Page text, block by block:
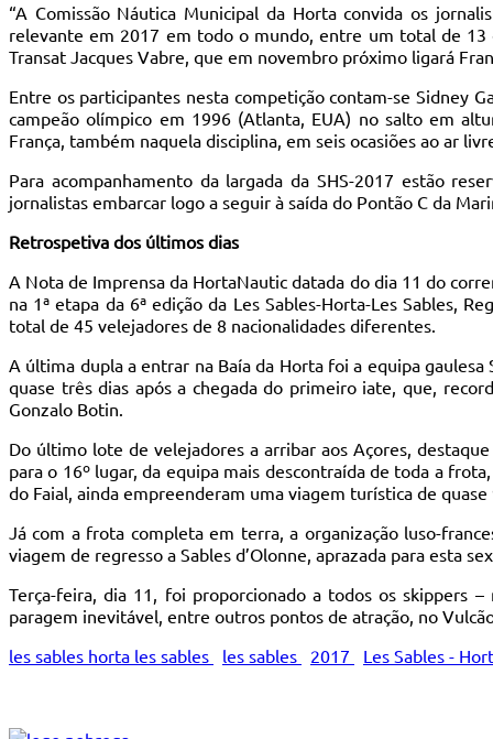
“A Comissão Náutica Municipal da Horta convida os
relevante em 2017 em todo o mundo, entre um total de 13
Transat Jacques Vabre, que em novembro próximo ligará
Entre os participantes nesta competição contam-se Sidney
campeão olímpico em 1996 (Atlanta, EUA) no salto em
França, também naquela disciplina, em seis ocasiões ao ar
Para acompanhamento da largada da SHS-2017 estão
jornalistas embarcar logo a seguir à saída do Pontão C da
Retrospetiva dos últimos dias
A Nota de Imprensa da HortaNautic datada do dia 11 do
na 1ª etapa da 6ª edição da Les Sables-Horta-Les Sables,
total de 45 velejadores de 8 nacionalidades diferentes.
A última dupla a entrar na Baía da Horta foi a equipa
quase três dias após a chegada do primeiro iate, que,
Gonzalo Botin.
Do último lote de velejadores a arribar aos Açores,
para o 16º lugar, da equipa mais descontraída de toda a
do Faial, ainda empreenderam uma viagem turística de
Já com a frota completa em terra, a organização luso-
viagem de regresso a Sables d’Olonne, aprazada para esta
Terça-feira, dia 11, foi proporcionado a todos os skippers
paragem inevitável, entre outros pontos de atração, no
les sables horta les sables
les sables 2017 Les Sables -